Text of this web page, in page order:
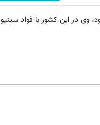
وی در این کشور با فواد
درخواست اعتبار